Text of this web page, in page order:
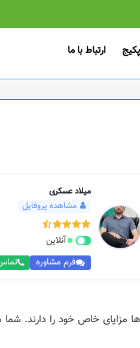
ارتباط با ما
میلاد عسکری
مشاهده پروفایل
آنلاین
فرم مشاوره
خاص خود را دارند. شما